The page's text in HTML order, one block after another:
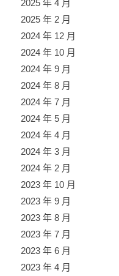
2025 年 4 月
2025 年 2 月
2024 年 12 月
2024 年 10 月
2024 年 9 月
2024 年 8 月
2024 年 7 月
2024 年 5 月
2024 年 4 月
2024 年 3 月
2024 年 2 月
2023 年 10 月
2023 年 9 月
2023 年 8 月
2023 年 7 月
2023 年 6 月
2023 年 4 月